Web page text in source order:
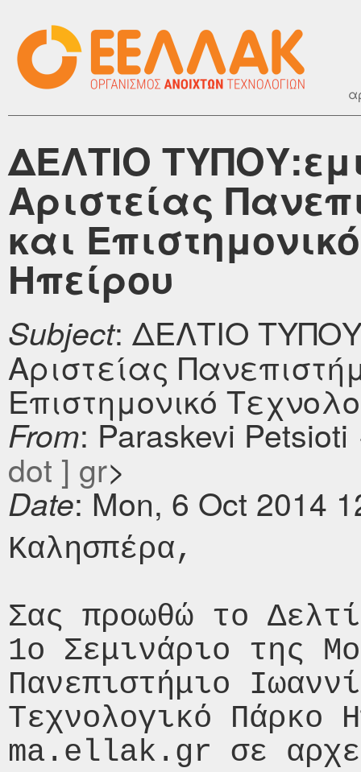
ΔΕΛΤΙΟ
Αριστείας
και
Ηπείρου
Subject: ΔΕΛΤΙΟ
Αριστείας
Επιστημονικό
From: Paraskevi Petsioti
dot ] gr>
Date: Mon, 6 Oct 2014
Καλησπέρα,
Σας προωθώ το
1o Σεμινάριο της
Πανεπιστήμιο
Τεχνολογικό Πάρκο
ma.ellak.gr σε